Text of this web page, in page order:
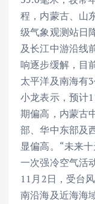
程，内蒙古、山
级气象观测站日
及长江中游沿线
响逐步缓解，目
太平洋及南海有
小龙表示，预计
期偏高，内蒙古
部、华中东部及
显偏高。“未来
一次强冷空气活
11月2日，受台
南沿海及近海海